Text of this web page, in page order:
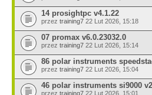
14 prosightpc v4.1.22
przez training7 22 Lut 2026, 15:18
07 promax v6.0.23032.0
przez training7 22 Lut 2026, 15:14
86 polar instruments
przez training7 22 Lut 2026, 15:04
46 polar instruments si9000
przez training7 22 Lut 2026, 15:01